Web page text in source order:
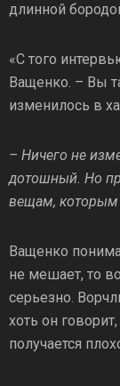
длинной
«С того
Ващенко. – Вы
изменилось в
– Ничего не
дотошный. Но
вещам, которым
Ващенко
не мешает, то
серьезно.
хоть он
получается